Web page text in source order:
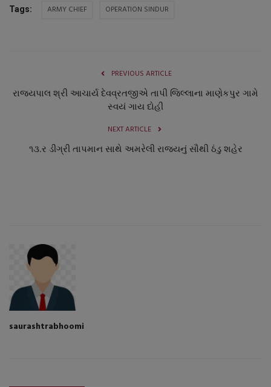
Tags: ARMY CHIEF OPERATION SINDUR
PREVIOUS ARTICLE
રાજ્યપાલ શ્રી આચાર્ય દેવવ્રતજીએ તાપી જિલ્લાના માણેકપુર ગામે
સ્વયં ગાય દોહી
NEXT ARTICLE
૧૩.ર ડીગ્રી તાપમાન સાથે અમરેલી રાજયનું સૌથી ઠંડુ શહેર
saurashtrabhoomi